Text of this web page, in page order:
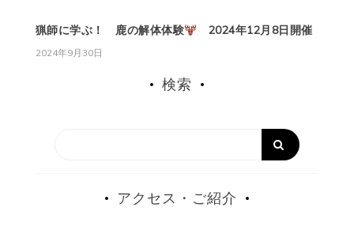
猟師に学ぶ！ 鹿の解体体験 2024年12月8日開催
2024年9月30日
検索
アクセス・ご紹介